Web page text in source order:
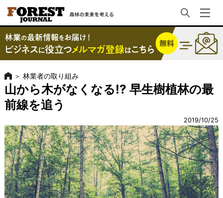
＞ 林業者の取り組み
山から木がなくなる!? 早生樹植林の最
前線を追う
2019/10/25